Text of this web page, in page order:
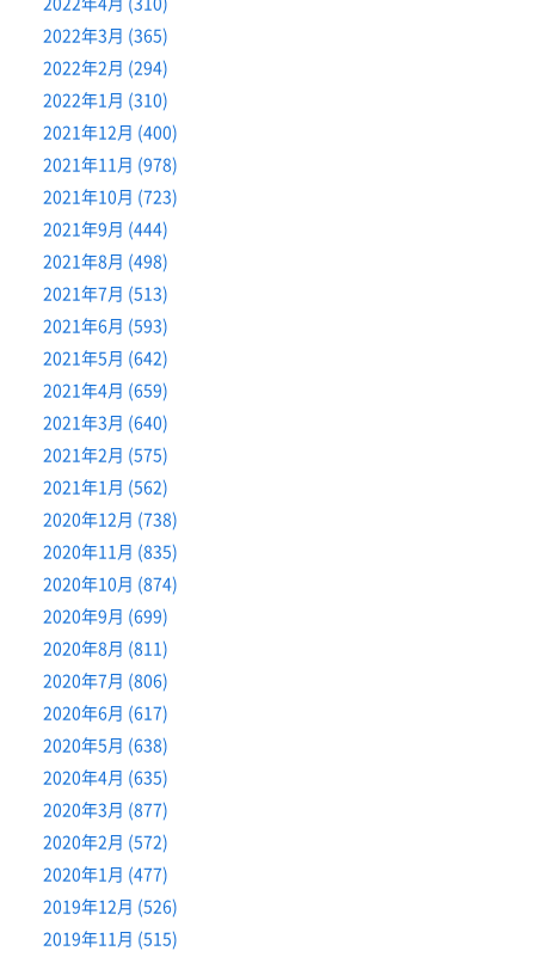
2022年3月 (365)
2022年2月 (294)
2022年1月 (310)
2021年12月 (400)
2021年11月 (978)
2021年10月 (723)
2021年9月 (444)
2021年8月 (498)
2021年7月 (513)
2021年6月 (593)
2021年5月 (642)
2021年4月 (659)
2021年3月 (640)
2021年2月 (575)
2021年1月 (562)
2020年12月 (738)
2020年11月 (835)
2020年10月 (874)
2020年9月 (699)
2020年8月 (811)
2020年7月 (806)
2020年6月 (617)
2020年5月 (638)
2020年4月 (635)
2020年3月 (877)
2020年2月 (572)
2020年1月 (477)
2019年12月 (526)
2019年11月 (515)